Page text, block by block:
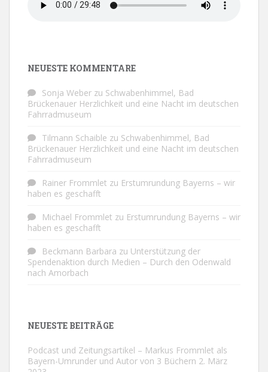
NEUESTE KOMMENTARE
Sonja Weber zu Schwabenhimmel, Bad
Brückenauer Herzlichkeit und eine Nacht im deutschen
Fahrradmuseum
Tilmann Schaible zu Schwabenhimmel, Bad
Brückenauer Herzlichkeit und eine Nacht im deutschen
Fahrradmuseum
Rainer Frommlet zu Erstumrundung Bayerns – wir
haben es geschafft
Michael Frommlet zu Erstumrundung Bayerns – wir
haben es geschafft
Beckmann Barbara zu Unterstützung der
Spendenaktion durch Medien – Durch den Odenwald
nach Amorbach
NEUESTE BEITRÄGE
Podcast und Zeitungsartikel – Markus Frommlet als
Bayern-Umrunder und Autor von 3 Büchern 2. März